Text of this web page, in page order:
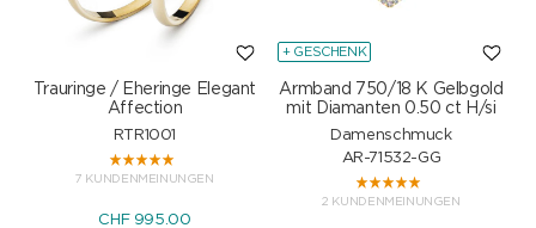
Trauringe / Eheringe Elegant
Affection
RTR1001
7 KUNDENMEINUNGEN
CHF 995.00
+ GESCHENK
Armband 750/18 K Gelbgold
mit Diamanten 0.50 ct H/si
Damenschmuck
AR-71532-GG
2 KUNDENMEINUNGEN